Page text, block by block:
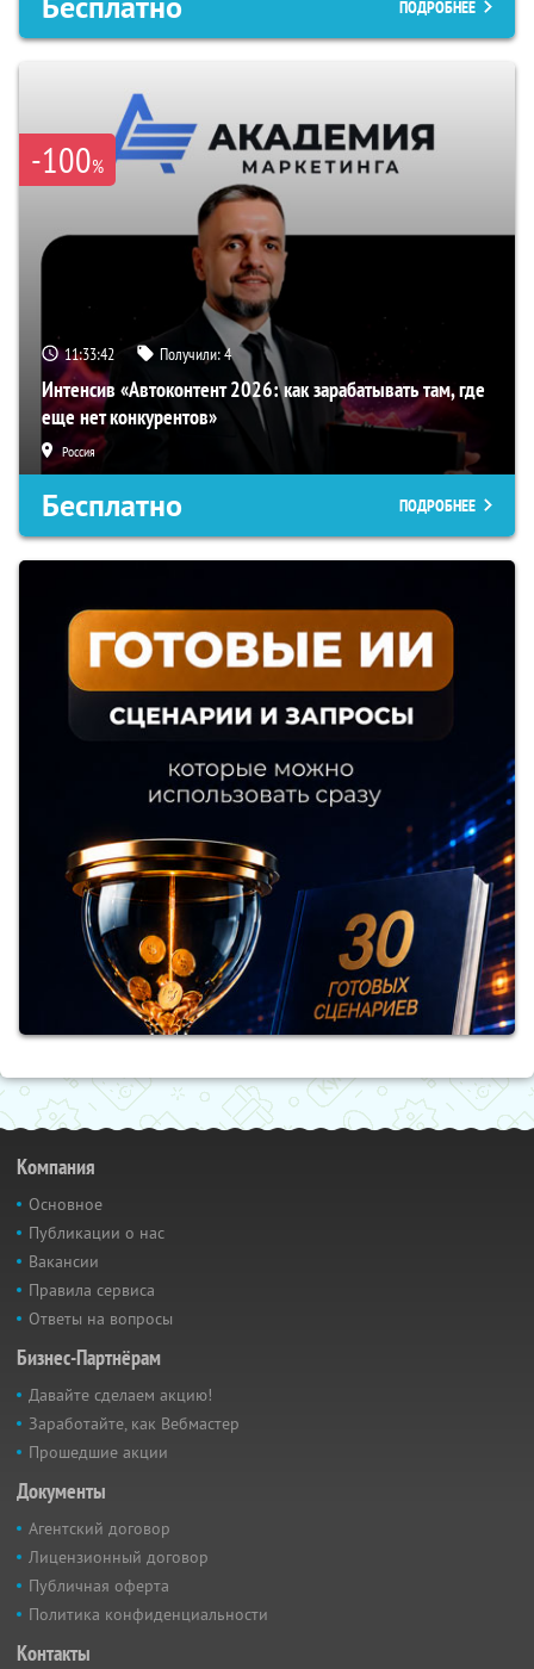
ПОДРОБНЕЕ
-100%
11:33:41 Получили:4
Интенсив «Автоконтент 2026: как зарабатывать там, где
еще нет конкурентов»
Россия
Бесплатно ПОДРОБНЕЕ
Компания
Основное
Публикации о нас
Вакансии
Правила сервиса
Ответы на вопросы
Бизнес-Партнёрам
Давайте сделаем акцию!
Заработайте, как Вебмастер
Прошедшие акции
Документы
Агентский договор
Лицензионный договор
Публичная оферта
Политика конфиденциальности
Контакты